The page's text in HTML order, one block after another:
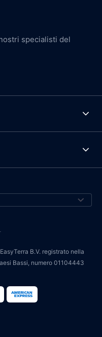
specialisti del
B.V. registrato nella
Bassi, numero 01104443